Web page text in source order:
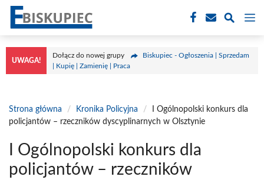
Przejdź
treści
UWAGA!
Dołącz do nowej grupy
Biskupiec - Ogłoszenia | Sprzedam
| Kupię | Zamienię | Praca
Strona główna / Kronika Policyjna /
I Ogólnopolski konkurs dla
policjantów – rzeczników dyscyplinarnych w Olsztynie
I Ogólnopolski konkurs dla
policjantów – rzeczników